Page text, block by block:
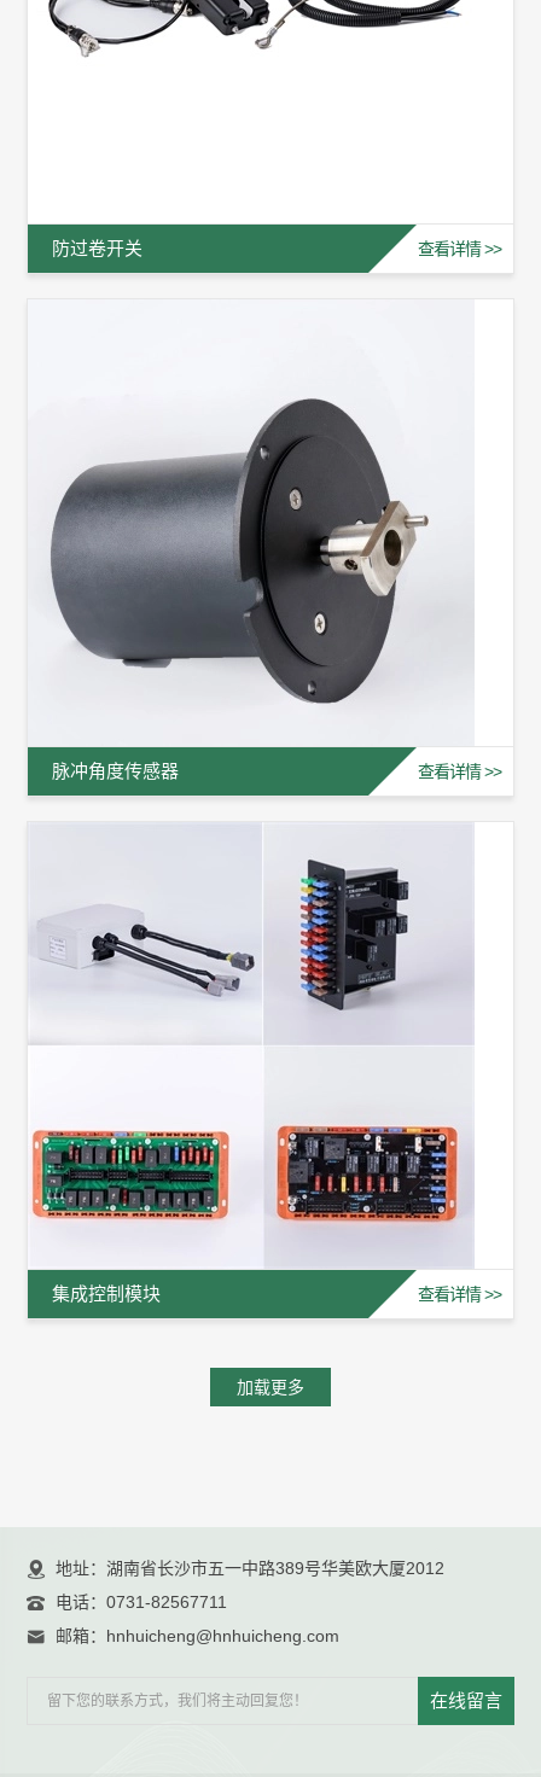
防过卷开关 查看详情 >>
脉冲角度传感器 查看详情 >>
集成控制模块 查看详情 >>
加载更多
地址：湖南省长沙市五一中路389号华美欧大厦2012
电话：0731-82567711
邮箱： hnhuicheng@hnhuicheng.com
留下您的联系方式，我们将主动回复您！ 在线留言